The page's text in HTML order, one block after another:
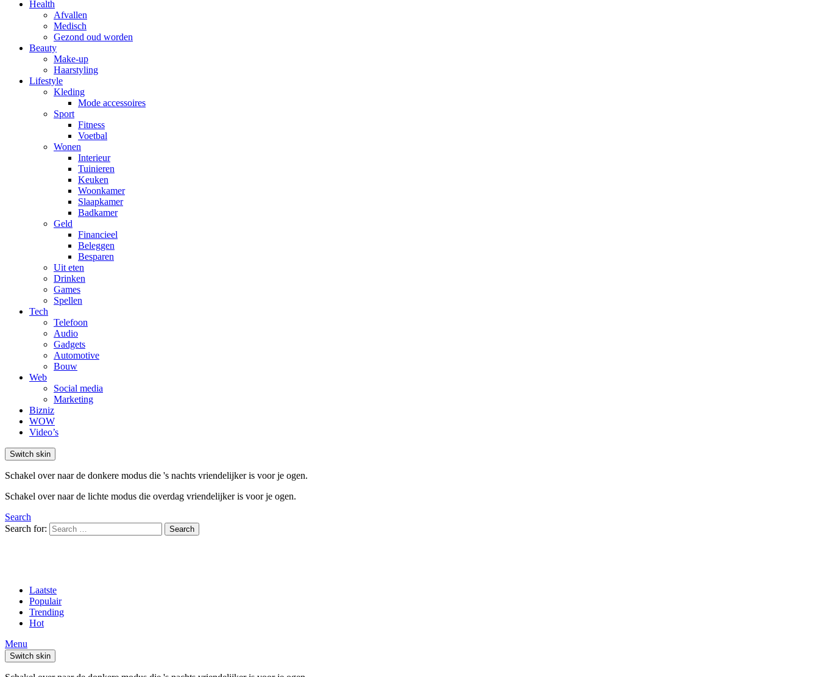
Health
Afvallen
Medisch
Gezond oud worden
Beauty
Make-up
Haarstyling
Lifestyle
Kleding
Mode accessoires
Sport
Fitness
Voetbal
Wonen
Interieur
Tuinieren
Keuken
Woonkamer
Slaapkamer
Badkamer
Geld
Financieel
Beleggen
Besparen
Uit eten
Drinken
Games
Spellen
Tech
Telefoon
Audio
Gadgets
Automotive
Bouw
Web
Social media
Marketing
Bizniz
WOW
Video’s
Switch skin
Schakel over naar de donkere modus die 's nachts vriendelijker is voor je ogen.
Schakel over naar de lichte modus die overdag vriendelijker is voor je ogen.
Search
Search for:
Search
Laatste
Populair
Trending
Hot
Menu
Switch skin